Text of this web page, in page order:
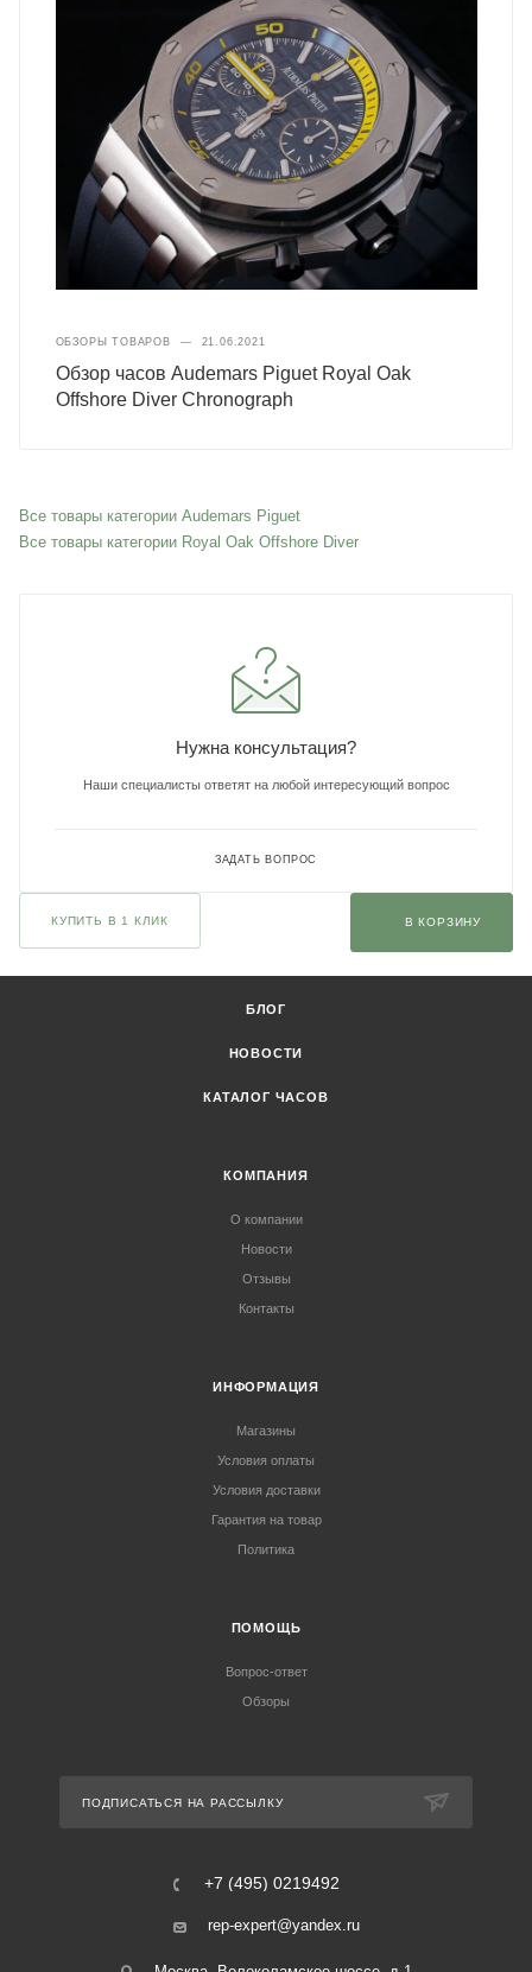
ОБЗОРЫ ТОВАРОВ — 21.06.2021
Обзор часов Audemars Piguet Royal Oak
Offshore Diver Chronograph
Все товары категории Audemars Piguet
Все товары категории Royal Oak Offshore Diver
Нужна консультация?
Наши специалисты ответят на любой интересующий вопрос
ЗАДАТЬ ВОПРОС
КУПИТЬ В 1 КЛИК В КОРЗИНУ
БЛОГ
НОВОСТИ
КАТАЛОГ ЧАСОВ
КОМПАНИЯ
О компании
Новости
Отзывы
Контакты
ИНФОРМАЦИЯ
Магазины
Условия оплаты
Условия доставки
Гарантия на товар
Политика
ПОМОЩЬ
Вопрос-ответ
Обзоры
ПОДПИСАТЬСЯ НА РАССЫЛКУ
+7 (495) 0219492
rep-expert@yandex.ru